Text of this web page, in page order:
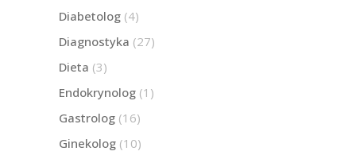
Diabetolog (4)
Diagnostyka (27)
Dieta (3)
Endokrynolog (1)
Gastrolog (16)
Ginekolog (10)